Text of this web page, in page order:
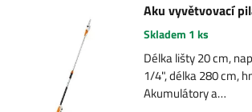
Aku vyvětvovací
Skladem 1 ks
Délka lišty 20 cm,
1/4", délka 280 cm,
Akumulátory a…